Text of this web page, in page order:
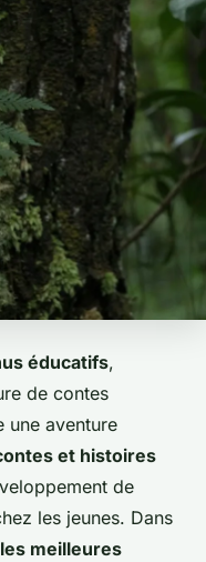
éducatifs,
de contes
une aventure
et histoires
de
les jeunes. Dans
les meilleures